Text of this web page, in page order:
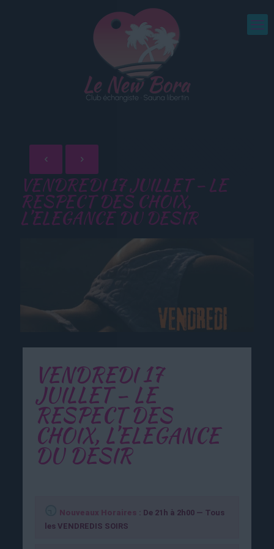
VENDREDI 17 JUILLET – LE
RESPECT DES CHOIX,
L’ELEGANCE DU DESIR
VENDREDI 17
JUILLET – LE
RESPECT DES
CHOIX, L’ELEGANCE
DU DESIR
Nouveaux Horaires : De 21h à 2h00 — Tous
les VENDREDIS SOIRS